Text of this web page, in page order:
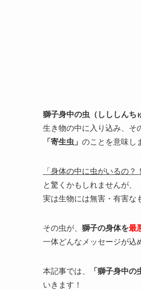
獅子身中の虫（しししんち
生き物の中に入り込み、そ
「寄生虫」 のことを意味し
「身体の中に虫がいるの？
と驚くかもしれませんが、
実は生物には無害・有害な
その虫が、 獅子の身体を最
一体どんなメッセージが込
本記事では、 「獅子身中
いきます！